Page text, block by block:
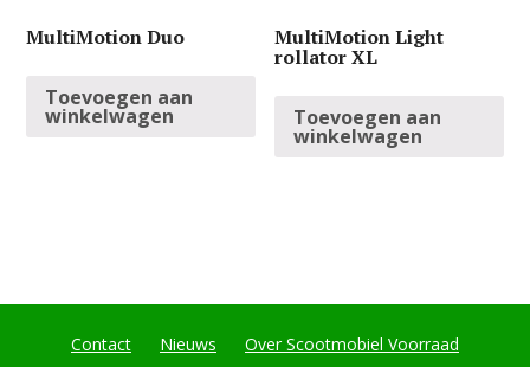
MultiMotion Duo
Toevoegen aan
winkelwagen
MultiMotion Light
rollator XL
Toevoegen aan
winkelwagen
Contact Nieuws
Over Scootmobiel Voorraad